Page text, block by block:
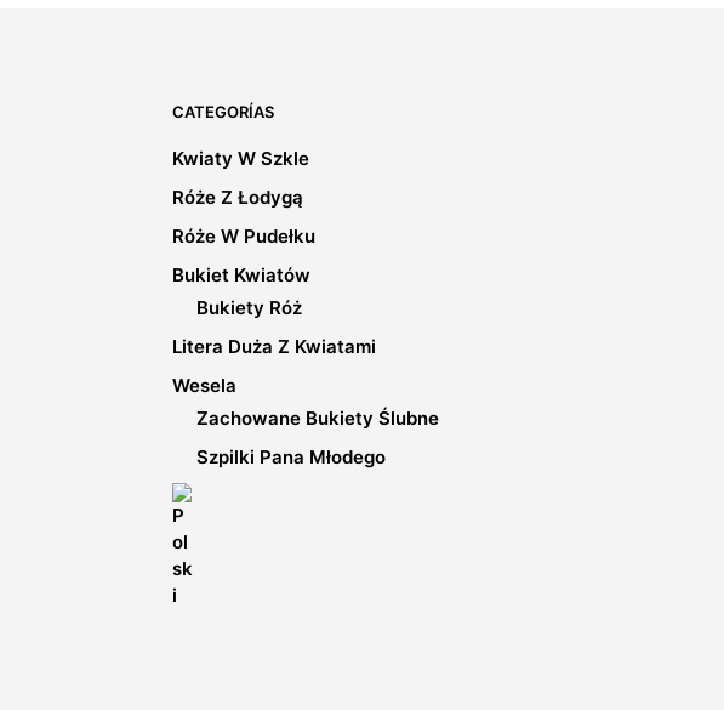
CATEGORÍAS
Kwiaty W Szkle
Róże Z Łodygą
Róże W Pudełku
Bukiet Kwiatów
Bukiety Róż
Litera Duża Z Kwiatami
Wesela
Zachowane Bukiety Ślubne
Szpilki Pana Młodego